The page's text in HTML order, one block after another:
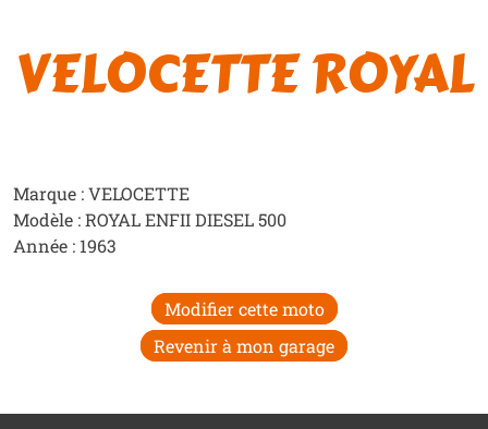
VELOCETTE ROYAL
Marque : VELOCETTE
Modèle : ROYAL ENFII DIESEL 500
Année : 1963
Modifier cette moto
Revenir à mon garage